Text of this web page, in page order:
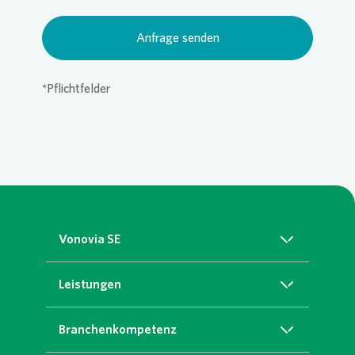
Anfrage senden
*Pflichtfelder
Vonovia SE
Über uns
Karriere
Leistungen
Grünservice
Branchenkompetenz